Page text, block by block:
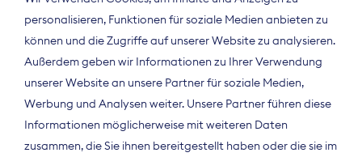
personalisieren, Funktionen für soziale Medien anbieten zu
können und die Zugriffe auf unserer Website zu analysieren.
Außerdem geben wir Informationen zu Ihrer Verwendung
unserer Website an unsere Partner für soziale Medien,
Werbung und Analysen weiter. Unsere Partner führen diese
Informationen möglicherweise mit weiteren Daten
zusammen, die Sie ihnen bereitgestellt haben oder die sie im